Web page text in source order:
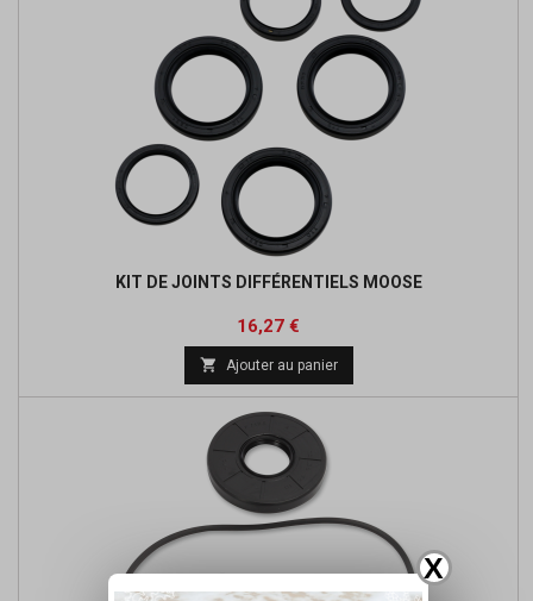
X
KIT DE JOINTS DIFFÉRENTIELS MOOSE
Prix
16,27 €
base
 Ajouter au panier